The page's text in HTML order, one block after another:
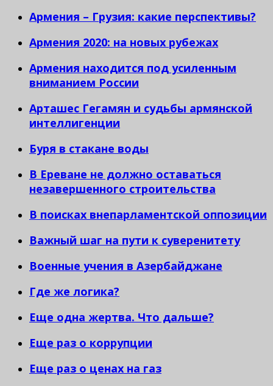
Армения – Грузия: какие перспективы?
Армения 2020: на новых рубежах
Армения находится под усиленным
вниманием России
Арташес Гегамян и судьбы армянской
интеллигенции
Буря в стакане воды
В Ереване не должно оставаться
незавершенного строительства
В поисках внепарламентской оппозиции
Важный шаг на пути к суверенитету
Военные учения в Азербайджане
Где же логика?
Еще одна жертва. Что дальше?
Еще раз о коррупции
Еще раз о ценах на газ